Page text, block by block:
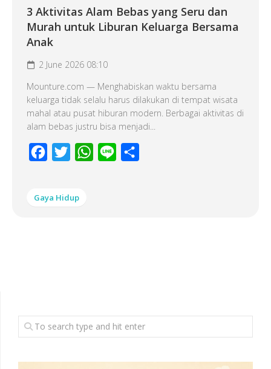
3 Aktivitas Alam Bebas yang Seru dan
Murah untuk Liburan Keluarga Bersama
Anak
2 June 2026 08:10
Mounture.com — Menghabiskan waktu bersama
keluarga tidak selalu harus dilakukan di tempat wisata
mahal atau pusat hiburan modern. Berbagai aktivitas di
alam bebas justru bisa menjadi...
Facebook
Twitter WhatsApp
Line
Gaya Hidup